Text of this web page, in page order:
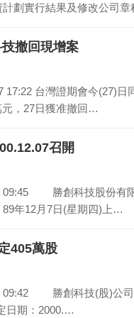
計劃實行結果及修改公司
撤回現增案
元，27日獲准撤回…
召開
下： 1.召開日期：89年12月7日(星期四)上…
405萬股
定： 股權設定：405萬股 設定日期：2000.…